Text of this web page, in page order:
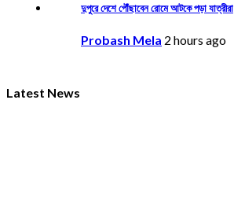
দুপুরে দেশে পৌঁছাবেন রোমে আটকে পড়া যাত্রীরা
Probash Mela 2 hours ago
Latest News